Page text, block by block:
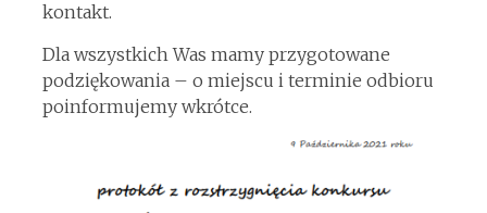
kontakt.
Dla wszystkich Was mamy przygotowane
podziękowania – o miejscu i terminie odbioru
poinformujemy wkrótce.